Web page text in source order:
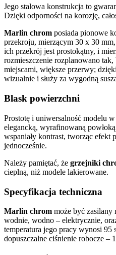
Jego stalowa konstrukcja to
Dzięki odporności na korozję,
Marlin chrom posiada pionowe
przekroju, mierzącym 30 x 30
ich przekrój jest prostokątny, i
rozmieszczenie rozplanowano
miejscami, większe przerwy;
wizualnie i służy za wygodną
Blask powierzchni
Prostotę i uniwersalność modelu
elegancką, wyrafinowaną
wspaniały kontrast, tworząc efekt
jednocześnie.
Należy pamiętać, że grzejniki
cieplną, niż modele lakierowane.
Specyfikacja techniczna
Marlin chrom może być zasilany
wodnie, wodno – elektrycznie,
temperatura jego pracy wynosi 95
dopuszczalne ciśnienie robocze –